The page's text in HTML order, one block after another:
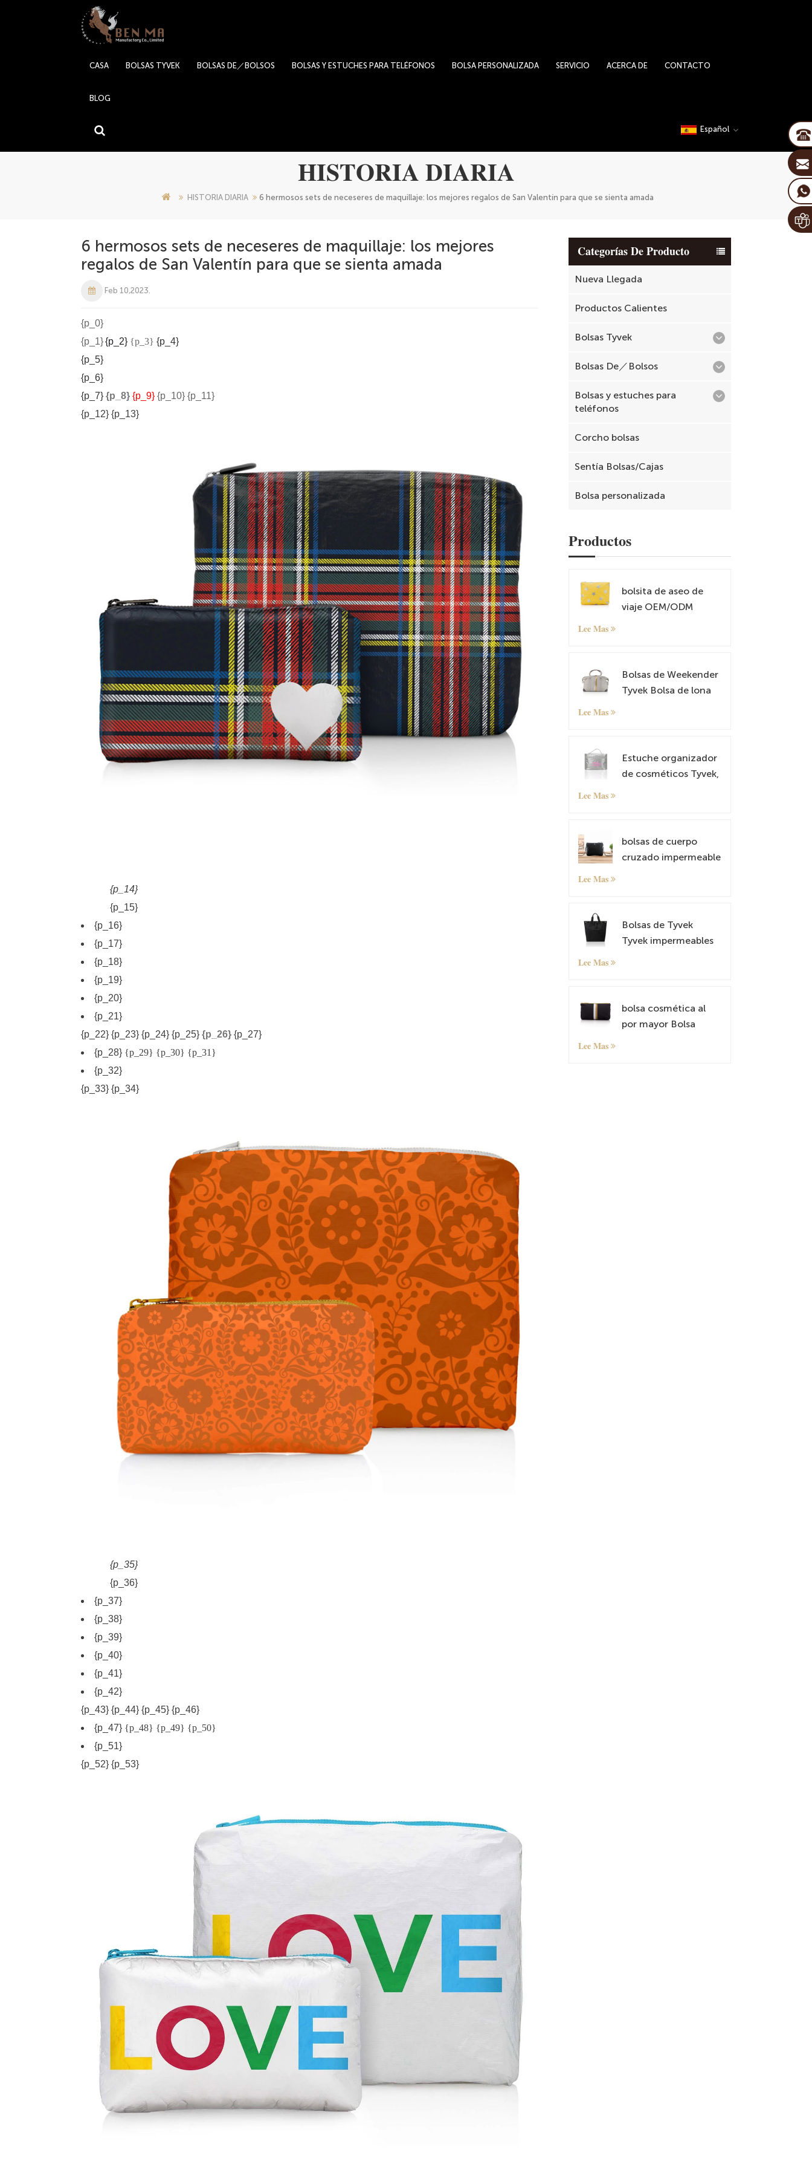
CASA BOLSAS TYVEK BOLSAS DE／BOLSOS BOLSAS Y ESTUCHES PARA TELÉFONOS BOLSA PERSONALIZADA SERVICIO ACERCA DE CONTACTO
BLOG
Español
HISTORIA DIARIA
HISTORIA DIARIA 6 hermosos sets de neceseres de maquillaje: los mejores regalos de San Valentín para que se sienta amada
6 hermosos sets de neceseres de maquillaje: los mejores
regalos de San Valentín para que se sienta amada
Feb 10,2023.
{p_0}
{p_1}{p_2} {p_3}{p_4}
{p_5}
{p_6}
{p_7}{p_8}{p_9}{p_10}{p_11}
{p_12}{p_13}
{p_14}
{p_15}
{p_16}
{p_17}
{p_18}
{p_19}
{p_20}
{p_21}
{p_22}{p_23}{p_24}{p_25}{p_26}{p_27}
{p_28} {p_29} {p_30} {p_31}
{p_32}
{p_33}{p_34}
{p_35}
{p_36}
{p_37}
{p_38}
{p_39}
{p_40}
{p_41}
{p_42}
{p_43}{p_44}{p_45}{p_46}
{p_47} {p_48} {p_49} {p_50}
{p_51}
{p_52}{p_53}
Categorías De Producto
Nueva Llegada
Productos Calientes
Bolsas Tyvek
Bolsas De／Bolsos
Bolsas y estuches para
teléfonos
Corcho bolsas
Sentía Bolsas/Cajas
Bolsa personalizada
Productos
bolsita de aseo de
viaje OEM/ODM
Lee Mas
Bolsas de Weekender
Tyvek Bolsa de lona
equipaje
Lee Mas
Estuche organizador
de cosméticos Tyvek,
Lee Mas
bolsas de cuerpo
cruzado impermeable
Lee Mas
Bolsas de Tyvek
Tyvek impermeables
Lee Mas
bolsa cosmética al
por mayor Bolsa
Lee Mas